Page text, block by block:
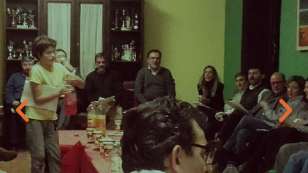
CENAS FRÍAS
PELÍCULAS,
CELEBRACIONES DE
CUMPLEAÑOS, JUEGOS DE